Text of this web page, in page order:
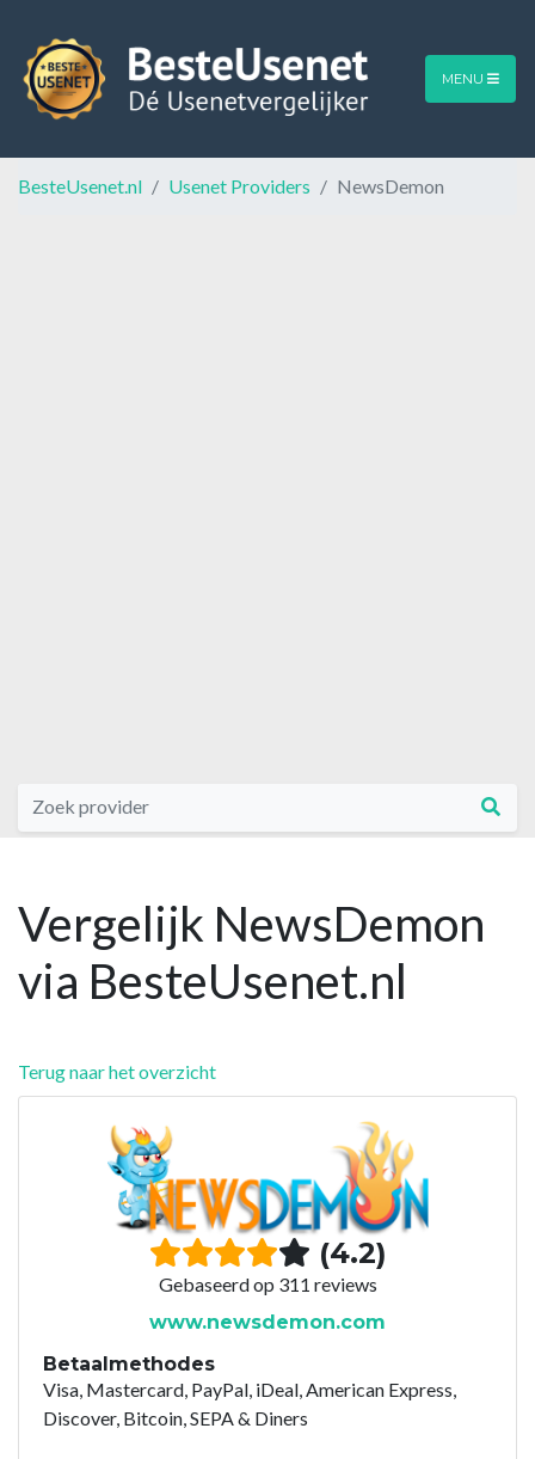
MENU
BesteUsenet.nl Usenet Providers NewsDemon
Vergelijk NewsDemon
via BesteUsenet.nl
Terug naar het overzicht
(4.2)
Gebaseerd op 311 reviews
www.newsdemon.com
Betaalmethodes
Visa, Mastercard, PayPal, iDeal, American Express,
Discover, Bitcoin, SEPA & Diners